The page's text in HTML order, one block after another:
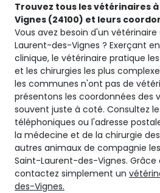
Trouvez tous les vétérinaires
Vignes (24100) et leurs
Vous avez besoin d'un
Laurent-des-Vignes ? Exerçant
clinique, le vétérinaire pratique
et les chirurgies les plus
les communes n'ont pas de
présentons les coordonnées des
souvent juste à coté. Consultez
téléphoniques ou l'adresse
la médecine et de la chirurgie
autres animaux de compagnie
Saint-Laurent-des-Vignes. Grâce
contactez simplement un
des-Vignes.